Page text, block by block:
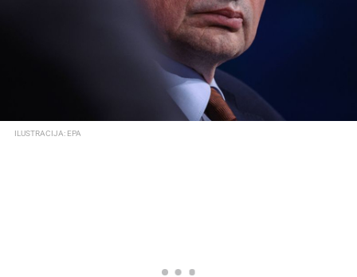
ILUSTRACIJA: EPA